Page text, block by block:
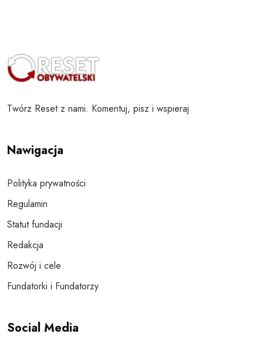
Twórz Reset z nami. Komentuj, pisz i wspieraj
Nawigacja
Polityka prywatności
Regulamin
Statut fundacji
Redakcja
Rozwój i cele
Fundatorki i Fundatorzy
Social Media